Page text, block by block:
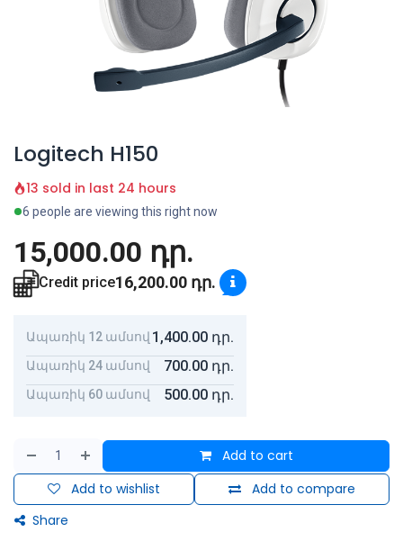
Logitech H150
13 sold in last 24 hours
6 people are viewing this right now
15,000.00 դր.
Credit price16,200.00 դր.
Ապառիկ 12 ամսով 1,400.00 դր.
Ապառիկ 24 ամսով 700.00 դր.
Ապառիկ 60 ամսով 500.00 դր.
Add to cart
Add to compare
Add to wishlist
Share